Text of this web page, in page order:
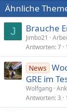
Ähnliche
J Brauche
Jimbo21
Antworten 7
News
GRE im
Wolfgang
Antworten 3